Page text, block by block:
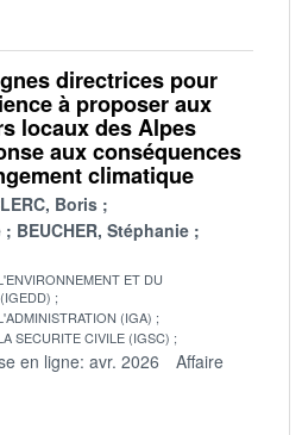
directrices pour
à proposer aux
locaux des Alpes
aux conséquences
climatique
Boris
BEUCHER, Stéphanie
ET DU
(IGA)
SECURITE CIVILE (IGSC)
en ligne: avr. 2026
Affaire